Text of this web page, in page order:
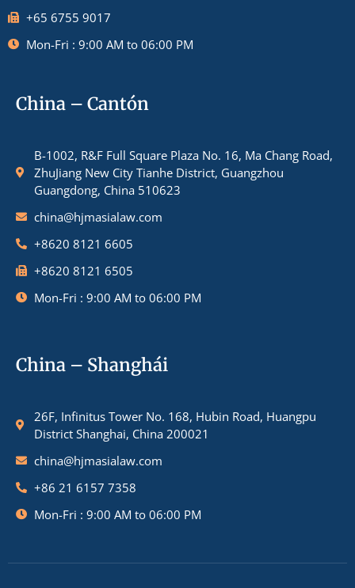
+65 6755 9017
Mon-Fri : 9:00 AM to 06:00 PM
China – Cantón
B-1002, R&F Full Square Plaza No. 16, Ma Chang Road,
ZhuJiang New City Tianhe District, Guangzhou
Guangdong, China 510623
china@hjmasialaw.com
+8620 8121 6605
+8620 8121 6505
Mon-Fri : 9:00 AM to 06:00 PM
China – Shanghái
26F, Infinitus Tower No. 168, Hubin Road, Huangpu
District Shanghai, China 200021
china@hjmasialaw.com
+86 21 6157 7358
Mon-Fri : 9:00 AM to 06:00 PM